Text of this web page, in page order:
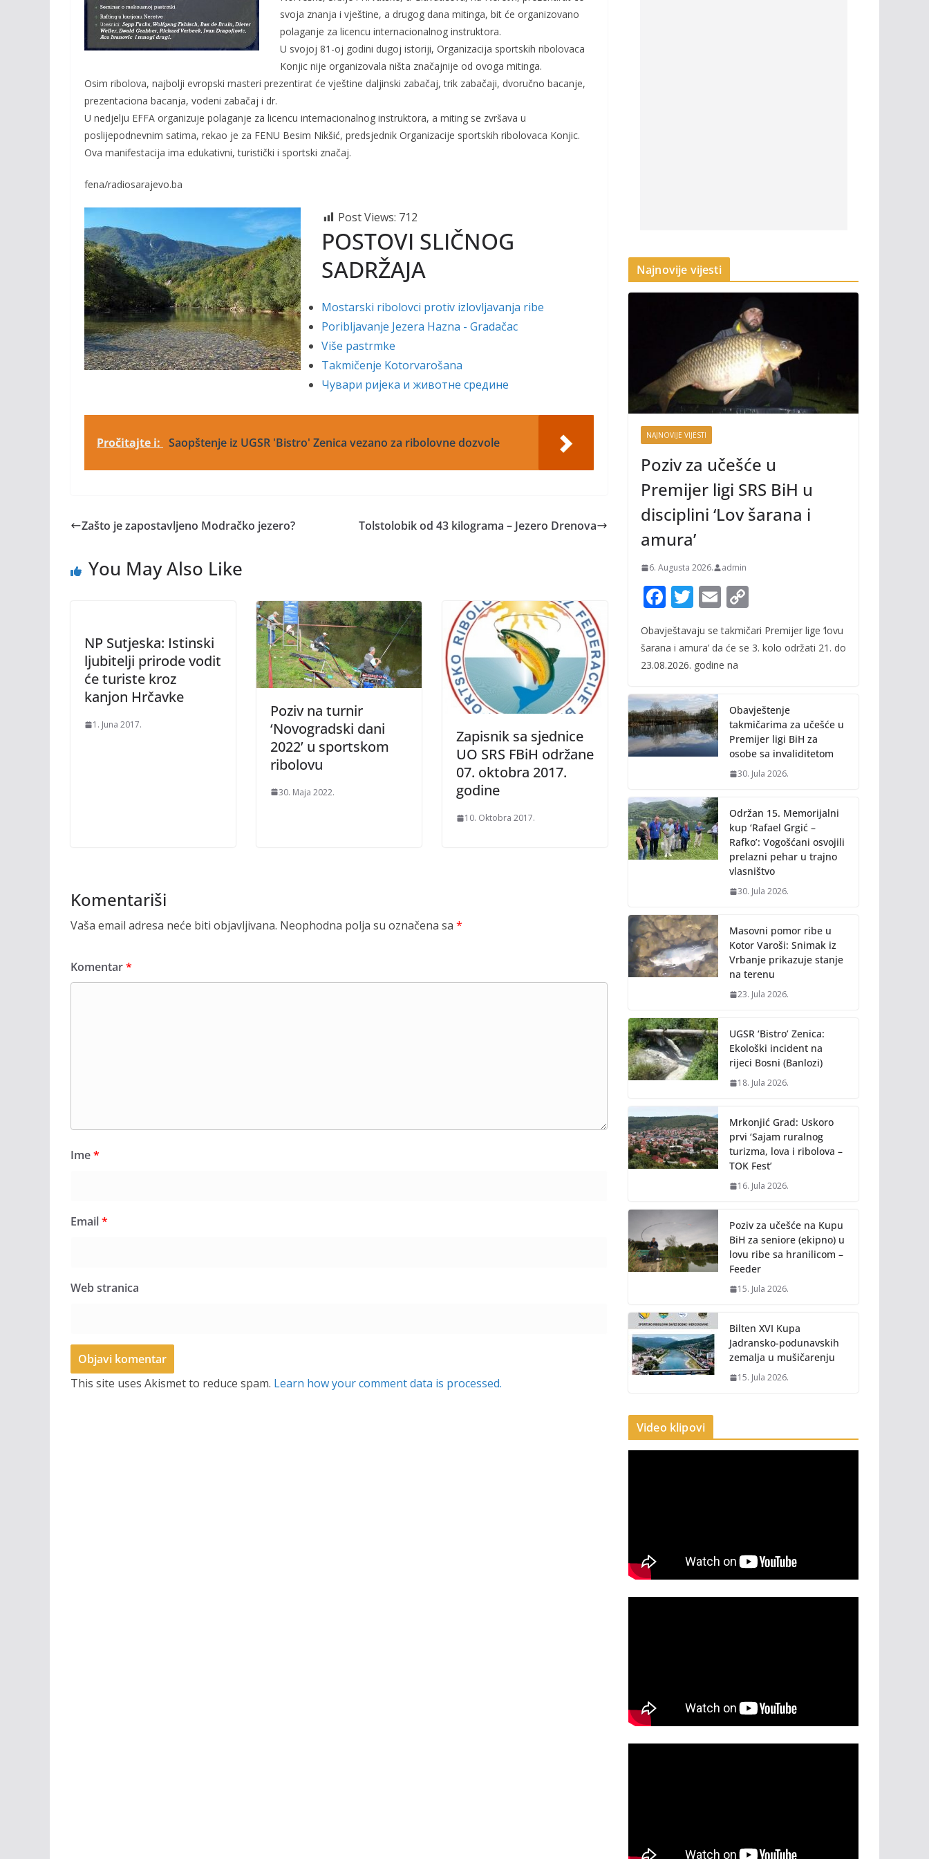
k k
svoja znanja i vještine, a drugog dana mitinga, bit će organizovano
polaganje za licencu internacionalnog instruktora.
U svojoj 81-oj godini dugoj istoriji, Organizacija sportskih ribolovaca
Konjic nije organizovala ništa značajnije od ovoga mitinga.
Osim ribolova, najbolji evropski masteri prezentirat će vještine daljinski zabačaj, trik zabačaji, dvoručno bacanje,
prezentaciona bacanja, vodeni zabačaj i dr.
U nedjelju EFFA organizuje polaganje za licencu internacionalnog instruktora, a miting se zvršava u
poslijepodnevnim satima, rekao je za FENU Besim Nikšić, predsjednik Organizacije sportskih ribolovaca Konjic.
Ova manifestacija ima edukativni, turistički i sportski značaj.
fena/radiosarajevo.ba
Post Views: 712
POSTOVI SLIČNOG
SADRŽAJA
Mostarski ribolovci protiv izlovljavanja ribe
Poribljavanje Jezera Hazna - Gradačac
Više pastrmke
Takmičenje Kotorvarošana
Чувари ријека и животне средине
Pročitajte i: Saopštenje iz UGSR 'Bistro' Zenica vezano za ribolovne dozvole
Zašto je zapostavljeno Modračko jezero? Tolstolobik od 43 kilograma – Jezero Drenova
You May Also Like
NP Sutjeska: Istinski
ljubitelji prirode vodit
će turiste kroz
kanjon Hrčavke
1. Juna 2017.
Poziv na turnir
‘Novogradski dani
2022’ u sportskom
ribolovu
30. Maja 2022.
Zapisnik sa sjednice
UO SRS FBiH održane
07. oktobra 2017.
godine
10. Oktobra 2017.
Komentariši
Vaša email adresa neće biti objavljivana. Neophodna polja su označena sa *
Komentar*
Ime*
Email*
Web stranica
This site uses Akismet to reduce spam. Learn how your comment data is processed.
Najnovije vijesti
NAJNOVIJE VIJESTI
Poziv za učešće u
Premijer ligi SRS BiH u
disciplini ‘Lov šarana i
amura’
6. Augusta 2026. admin
F
ac
e
b
o
k
T
itt
er
E
m
ai
l
o
p
n
k
Obavještavaju se takmičari Premijer lige ‘lovu
šarana i amura’ da će se 3. kolo održati 21. do
23.08.2026. godine na
Obavještenje
takmičarima za učešće u
Premijer ligi BiH za
osobe sa invaliditetom
30. Jula 2026.
Održan 15. Memorijalni
kup ‘Rafael Grgić –
Rafko’: Vogošćani osvojili
prelazni pehar u trajno
vlasništvo
30. Jula 2026.
Masovni pomor ribe u
Kotor Varoši: Snimak iz
Vrbanje prikazuje stanje
na terenu
23. Jula 2026.
UGSR ‘Bistro’ Zenica:
Ekološki incident na
rijeci Bosni (Banlozi)
18. Jula 2026.
Mrkonjić Grad: Uskoro
prvi ‘Sajam ruralnog
turizma, lova i ribolova –
TOK Fest’
16. Jula 2026.
Poziv za učešće na Kupu
BiH za seniore (ekipno) u
lovu ribe sa hranilicom –
Feeder
15. Jula 2026.
Bilten XVI Kupa
Jadransko-podunavskih
zemalja u mušičarenju
15. Jula 2026.
Video klipovi